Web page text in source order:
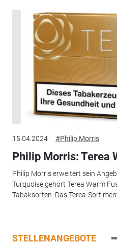
15.04.2024 #Philip Morris
Philip Morris: Terea
Philip Morris erweitert sein
Turquoise gehört Terea Warm
Tabaksorten. Das Terea-
STELLENANGEBOTE